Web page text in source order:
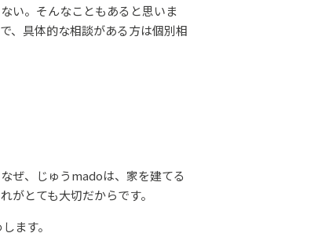
い。そんなこともあると思いま
、具体的な相談がある方は個別相
ぜ、じゅうmadoは、家を建てる
とても大切だからです。
ます。